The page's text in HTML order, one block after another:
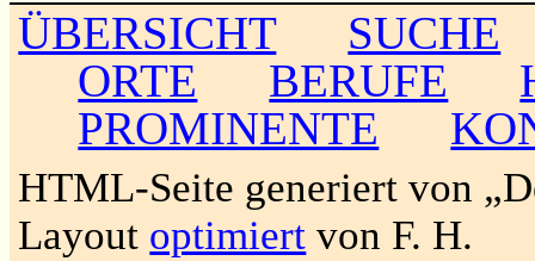
ÜBERSICHT
SUCHE
ORTE
BERUFE
PROMINENTE
HTML-Seite generiert von
Layout optimiert von F. H.